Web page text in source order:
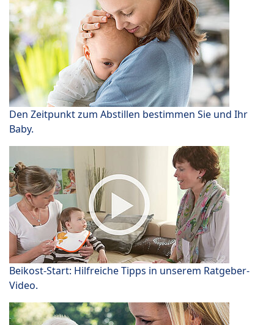
Den Zeitpunkt zum Abstillen bestimmen Sie und Ihr
Baby.
Beikost-Start: Hilfreiche Tipps in unserem Ratgeber-
Video.